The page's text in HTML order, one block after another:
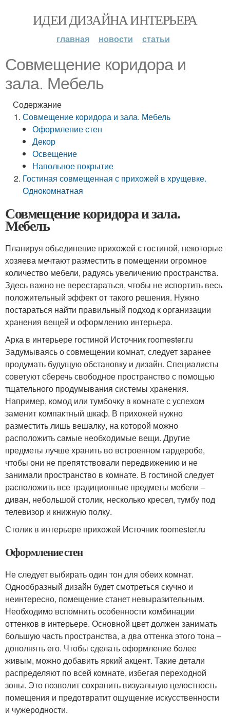
ИДЕИ ДИЗАЙНА ИНТЕРЬЕРА
главная новости статьи
Совмещение коридора и
зала. Мебель
Содержание
Совмещение коридора и зала. Мебель
Оформление стен
Декор
Освещение
Напольное покрытие
Гостиная совмещенная с прихожей в хрущевке.
Однокомнатная
Совмещение коридора и зала.
Мебель
Планируя объединение прихожей с гостиной, некоторые
хозяева мечтают разместить в помещении огромное
количество мебели, радуясь увеличению пространства.
Здесь важно не перестараться, чтобы не испортить весь
положительный эффект от такого решения. Нужно
постараться найти правильный подход к организации
хранения вещей и оформлению интерьера.
Арка в интерьере гостиной Источник roomester.ru
Задумываясь о совмещении комнат, следует заранее
продумать будущую обстановку и дизайн. Специалисты
советуют сберечь свободное пространство с помощью
тщательного продумывания системы хранения.
Например, комод или тумбочку в комнате с успехом
заменит компактный шкаф. В прихожей нужно
разместить лишь вешалку, на которой можно
расположить самые необходимые вещи. Другие
предметы лучше хранить во встроенном гардеробе,
чтобы они не препятствовали передвижению и не
занимали пространство в комнате. В гостиной следует
расположить все традиционные предметы мебели –
диван, небольшой столик, несколько кресел, тумбу под
телевизор и книжную полку.
Столик в интерьере прихожей Источник roomester.ru
Оформление стен
Не следует выбирать один тон для обеих комнат.
Однообразный дизайн будет смотреться скучно и
неинтересно, помещение станет невыразительным.
Необходимо вспомнить особенности комбинации
оттенков в интерьере. Основной цвет должен занимать
большую часть пространства, а два оттенка этого тона –
дополнять его. Чтобы сделать оформление более
живым, можно добавить яркий акцент. Такие детали
распределяют по всей комнате, избегая переходной
зоны. Это позволит сохранить визуальную целостность
помещения и предотвратит ощущение искусственности
и чужеродности.